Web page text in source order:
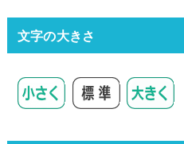
文字の大きさ